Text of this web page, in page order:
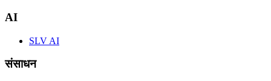
AI
SLV AI
संसाधन